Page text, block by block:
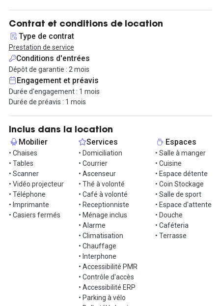
un cadre agréable et calme.
L'espace dispose d'un bar, de plusieurs espaces de détentes et
même d'une salle de sport avec douches.
En plus d'un bureau fermé tout équipé, la location donne accès à
de nombreux services : connexion wifi haut débit, accès aux
bureaux 7j/7 et 24h/24 grâce à un badge, domiciliation et gestion
du courrier, accès limité à la meeting box, accès aux espaces de
détentes et "lounge" pour vos rendez-vous.
Des services à la carte sont proposés en supplément afin de
faciliter votre quotidien : gestion du courrier, services de
traduction, reprographie, réservation, gestion d'agendas...
D'autre part, l'accès aux espaces communs comme les salles de
réunion, la cuisine, l'espace de détente sont inclus dans la
prestation.
Un parking est à disposition (supplément) des locataires. Pour
toutes demandes sur cet espace, il suffit de nous contacter.
Contrat et conditions de location
Type de contrat
Prestation de service
Conditions d'entrées
Dépôt de garantie : 2 mois
Engagement et préavis
Durée d'engagement : 1 mois
Durée de préavis : 1 mois
Inclus dans la location
Mobilier
• Chaises
• Tables
• Scanner
• Vidéo projecteur
• Téléphone
• Imprimante
• Casiers fermés
Services
• Domiciliation
• Courrier
• Ascenseur
• Thé à volonté
• Café à volonté
• Receptionniste
• Ménage inclus
• Alarme
• Climatisation
• Chauffage
• Interphone
• Accessibilité PMR
• Contrôle d'accès
• Accessibilité ERP
• Parking à vélo
Espaces
• Salle à manger
• Cuisine
• Espace détente
• Coin Stockage
• Salle de sport
• Espace d'attente
• Douche
• Caféteria
• Terrasse